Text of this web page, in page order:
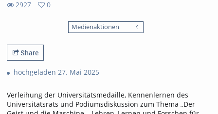
2927
0
Medienaktionen
Share
hochgeladen 27. Mai 2025
Verleihung der Universitätsmedaille, Kennenlernen des
Universitätsrats und Podiumsdiskussion zum Thema „Der